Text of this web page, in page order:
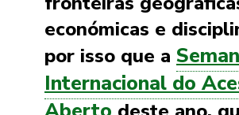
económicas e
por isso que a
Internacional do